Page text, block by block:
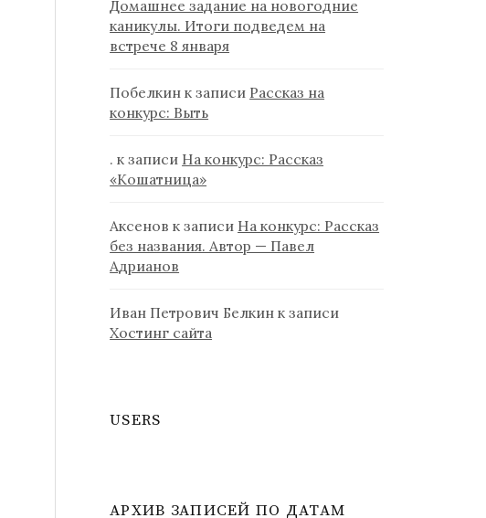
Домашнее задание на новогодние
каникулы. Итоги подведем на
встрече 8 января
Побелкин к записи Рассказ на
конкурс: Выть
. к записи На конкурс: Рассказ
«Кошатница»
Аксенов к записи На конкурс: Рассказ
без названия. Автор — Павел
Адрианов
Иван Петрович Белкин к записи
Хостинг сайта
USERS
АРХИВ ЗАПИСЕЙ ПО ДАТАМ